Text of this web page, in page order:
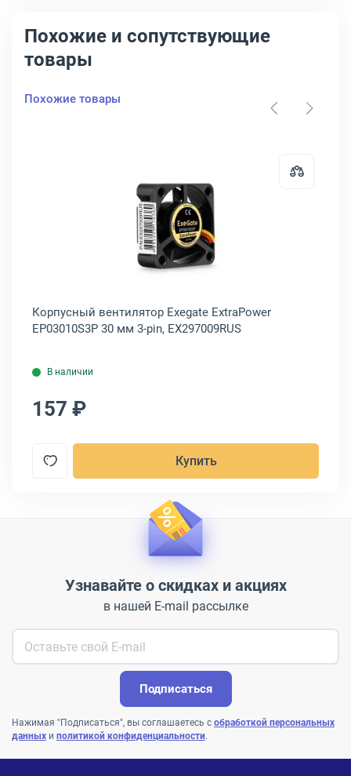
Похожие и сопутствующие
товары
Похожие товары
вентилятор Exegate ExtraPower EP08025S2P 80 мм 2-pin,
Открыть товар: Корпусный
Корпусный вентилятор Exegate ExtraPower
EP03010S3P 30 мм 3-pin, EX297009RUS
В наличии
157 ₽
Купить
Узнавайте о скидках и акциях
в нашей E-mail рассылке
Подписаться
Нажимая "Подписаться", вы соглашаетесь с обработкой персональных
данных и политикой конфиденциальности.